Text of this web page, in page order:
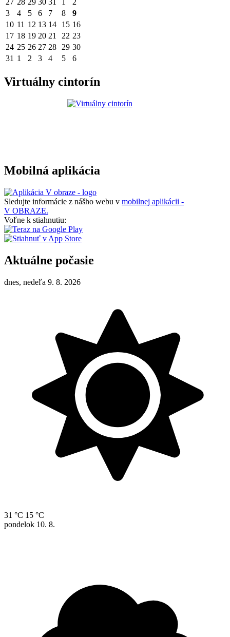
3
4 5 6 7 8
9
10 11 12 13 14 15 16
17 18 19 20 21 22 23
24 25 26 27 28 29 30
31 1 2 3 4 5 6
Virtuálny cintorín
Mobilná aplikácia
Sledujte informácie z nášho webu v mobilnej aplikácii -
V OBRAZE.
Voľne k stiahnutiu:
Aktuálne počasie
dnes, nedeľa 9. 8. 2026
31 °C 15 °C
pondelok 10. 8.